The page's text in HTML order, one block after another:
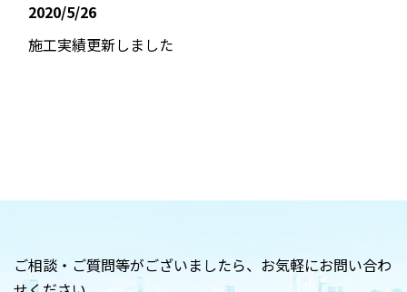
2020/5/26
お知らせ
施工実績更新しました
お問い合わせ
ご相談・ご質問等がございましたら、 お気軽にお問い合わ